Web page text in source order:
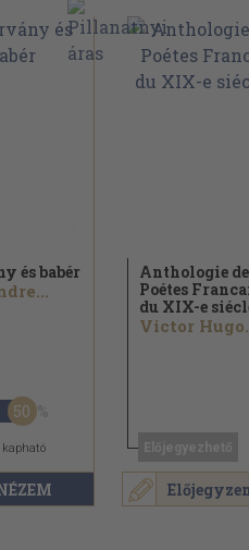
és babér
50
kapható
Anthologie
Poétes
du XIX-e
Victor